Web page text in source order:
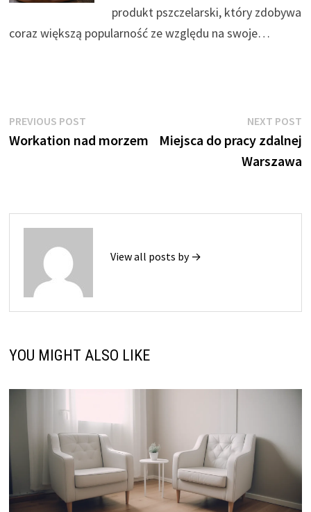
produkt pszczelarski, który zdobywa
coraz większą popularność ze względu na swoje…
Nawigacja
wpisu
PREVIOUS POSTPrevious
post:
Workation nad morzem
NEXT POST
Miejsca do pracy zdalnej
Warszawa
View all posts by →
YOU MIGHT ALSO LIKE